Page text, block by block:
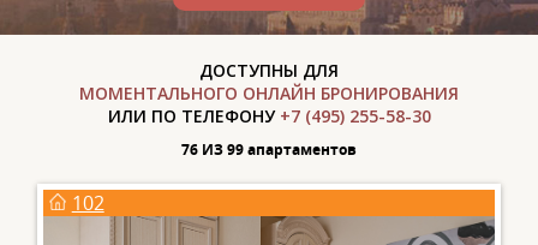
ДОСТУПНЫ ДЛЯ
МОМЕНТАЛЬНОГО ОНЛАЙН БРОНИРОВАНИЯ
ИЛИ ПО ТЕЛЕФОНУ +7 (495) 255-58-30
76 ИЗ 99 апартаментов
102